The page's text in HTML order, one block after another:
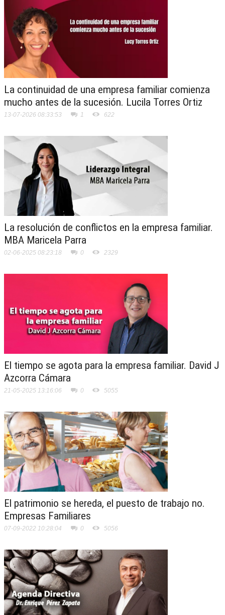
La continuidad de una empresa familiar comienza
mucho antes de la sucesión. Lucila Torres Ortiz
13-07-2026 08:33:53 1 622
La resolución de conflictos en la empresa familiar.
MBA Maricela Parra
02-06-2025 08:23:18 0 2329
El tiempo se agota para la empresa familiar. David J
Azcorra Cámara
21-05-2025 13:16:06 0 5055
El patrimonio se hereda, el puesto de trabajo no.
Empresas Familiares
07-09-2022 10:28:04 0 5056